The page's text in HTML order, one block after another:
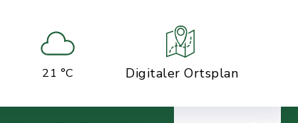
21 °C Digitaler Ortsplan